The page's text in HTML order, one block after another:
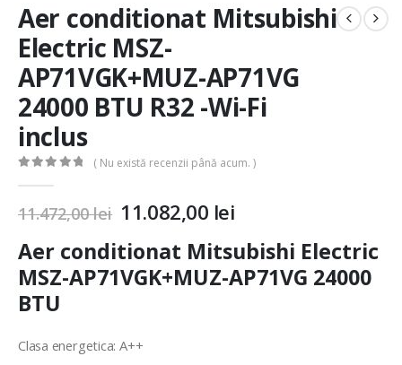
Aer conditionat Mitsubishi
Electric MSZ-
AP71VGK+MUZ-AP71VG
24000 BTU R32 -Wi-Fi
inclus
( Nu există recenzii până acum. )
11.472,00lei 11.082,00 lei
Aer conditionat Mitsubishi Electric
MSZ-AP71VGK+MUZ-AP71VG 24000
BTU
Clasa energetica: A++